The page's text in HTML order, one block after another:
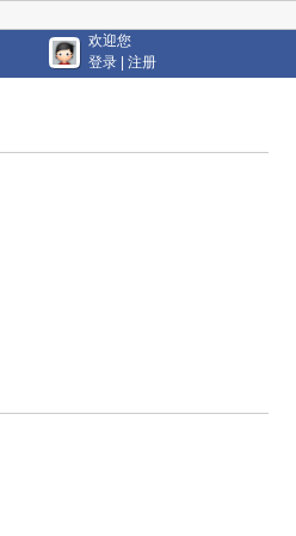
欢迎您
登录
注册